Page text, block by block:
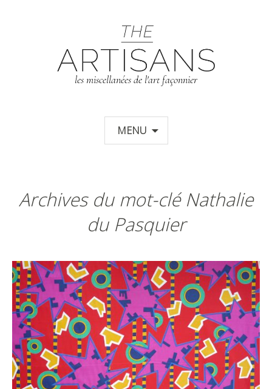
les miscellanées de l'art façonnier
MENU
Archives du mot-clé Nathalie
du Pasquier